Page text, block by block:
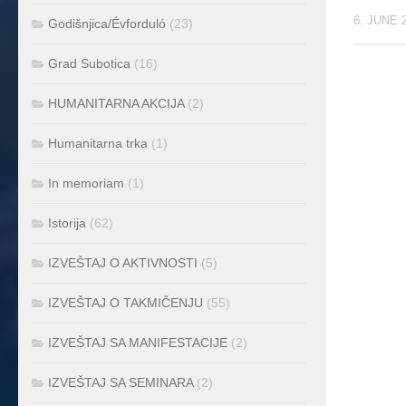
6. JUNE
Godišnjica/Évforduló (23)
Grad Subotica (16)
HUMANITARNA AKCIJA(2)
Humanitarna trka (1)
In memoriam (1)
Istorija (62)
IZVEŠTAJ O AKTIVNOSTI (5)
IZVEŠTAJ O TAKMIČENJU (55)
IZVEŠTAJ SA MANIFESTACIJE (2)
IZVEŠTAJ SA SEMINARA(2)